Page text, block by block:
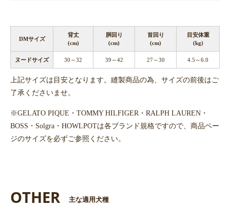
DMサイズ
背丈
(cm)
胴回り
(cm)
首回り
(cm)
目安体重
(kg)
ヌードサイズ 30～32 39～42 27～30 4.5～6.0
上記サイズは目安となります。縫製商品の為、サイズの前後はご
了承くださいませ。
※GELATO PIQUE・TOMMY HILFIGER・RALPH LAUREN・
BOSS・Solgra・HOWLPOTは各ブランド規格ですので、商品ペー
ジのサイズを必ずご参照ください。
OTHER 主な適用犬種